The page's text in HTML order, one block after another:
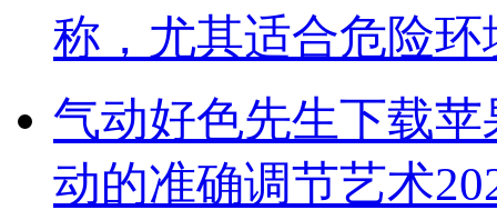
称，尤其适合危险
气动好色先生下载苹
动的准确调节艺术